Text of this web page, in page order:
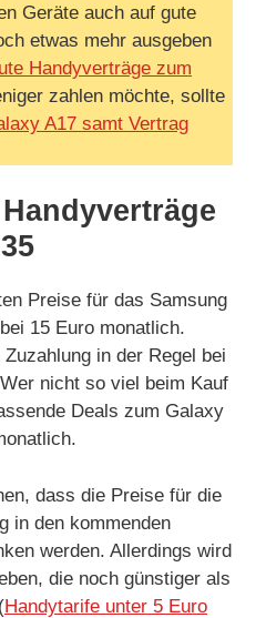
Geräte auch auf gute
etwas mehr ausgeben
Handyverträge zum
zahlen möchte, sollte
A17 samt Vertrag
Preise für das Samsung
15 Euro monatlich.
in der Regel bei
nicht so viel beim Kauf
Deals zum Galaxy
dass die Preise für die
in den kommenden
werden. Allerdings wird
die noch günstiger als
Handytarife unter 5 Euro